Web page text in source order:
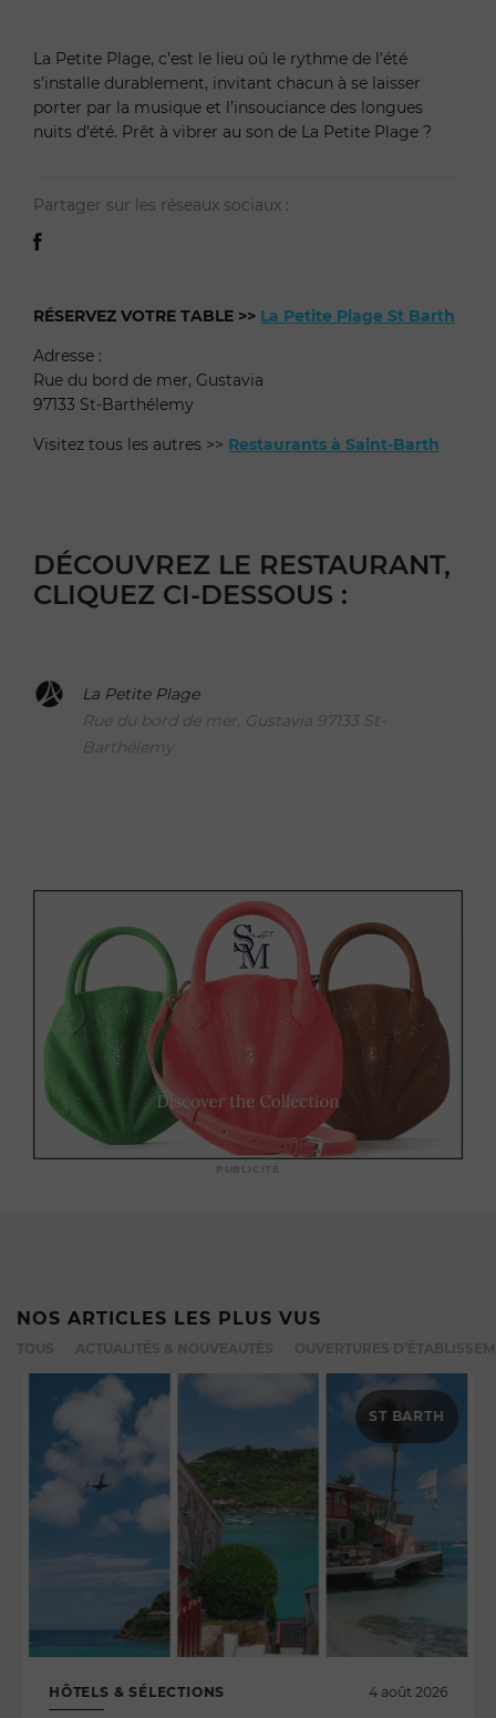
La Petite Plage, c’est le lieu où le rythme de l’été
s’installe durablement, invitant chacun à se laisser
porter par la musique et l’insouciance des longues
nuits d’été. Prêt à vibrer au son de La Petite Plage ?
Partager sur les réseaux sociaux :
RÉSERVEZ VOTRE TABLE >> La Petite Plage St Barth
Adresse :
Rue du bord de mer, Gustavia
97133 St-Barthélemy
Visitez tous les autres >> Restaurants à Saint-Barth
DÉCOUVREZ LE RESTAURANT,
CLIQUEZ CI-DESSOUS :
La Petite Plage
Rue du bord de mer, Gustavia 97133 St-
Barthélemy
PUBLICITÉ
NOS ARTICLES LES PLUS VUS
ST BARTH
HÔTELS & SÉLECTIONS 4 août 2026